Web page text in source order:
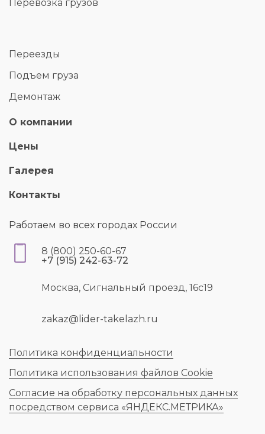
Перевозка грузов
Переезды
Подъем груза
Демонтаж
О компании
Цены
Галерея
Контакты
Работаем во всех городах России
8 (800) 250-60-67
+7 (915) 242-63-72
Москва, Сигнальный проезд, 16с19
zakaz@lider-takelazh.ru
Политика конфиденциальности
Политика использования файлов Cookie
Согласие на обработку персональных данных
посредством сервиса «ЯНДЕКС.МЕТРИКА»